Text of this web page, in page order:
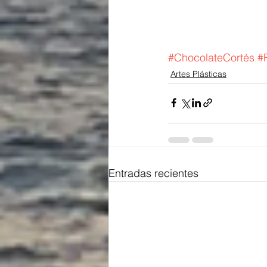
#ChocolateCortés
Artes Plásticas
Entradas recientes